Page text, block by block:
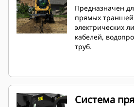
Предназначен
прямых траншей
электрических
кабелей,
труб.
Система